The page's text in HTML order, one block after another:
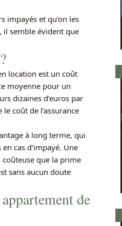
impayés et qu’on les
il semble évident que
location est un coût
moyenne pour un
dizaines d’euros par
coût de l’assurance
à long terme, qui
cas d’impayé. Une
que la prime
sans aucun doute
de